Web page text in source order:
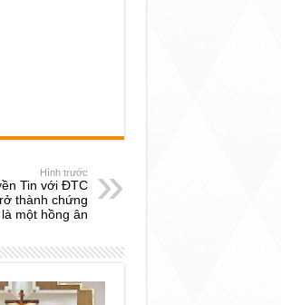
Hình trước
Tin với ĐTC
thành chứng
một hồng ân